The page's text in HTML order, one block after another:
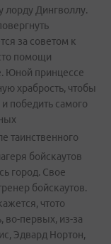
Дингволлу.
за советом к
помощи
Юной принцессе
храбрость, чтобы
победить самого
таинственного
бойскаутов
город. Свое
бойскаутов.
что­то
во-первых, из-за
Эдвард Нортон,